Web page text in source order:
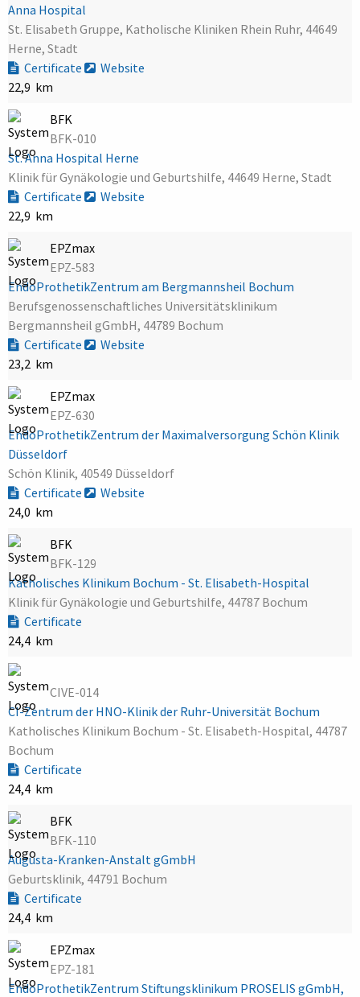
Anna Hospital
St. Elisabeth Gruppe, Katholische Kliniken Rhein Ruhr, 44649
Herne, Stadt
Certificate
Website
22,9 km
BFK
BFK-010
St. Anna Hospital Herne
Klinik für Gynäkologie und Geburtshilfe, 44649 Herne, Stadt
Certificate
Website
22,9 km
EPZmax
EPZ-583
EndoProthetikZentrum am Bergmannsheil Bochum
Berufsgenossenschaftliches Universitätsklinikum
Bergmannsheil gGmbH, 44789 Bochum
Certificate
Website
23,2 km
EPZmax
EPZ-630
EndoProthetikZentrum der Maximalversorgung Schön Klinik
Düsseldorf
Schön Klinik, 40549 Düsseldorf
Certificate
Website
24,0 km
BFK
BFK-129
Katholisches Klinikum Bochum - St. Elisabeth-Hospital
Klinik für Gynäkologie und Geburtshilfe, 44787 Bochum
Certificate
24,4 km
CIVE-014
CI-Zentrum der HNO-Klinik der Ruhr-Universität Bochum
Katholisches Klinikum Bochum - St. Elisabeth-Hospital, 44787
Bochum
Certificate
24,4 km
BFK
BFK-110
Augusta-Kranken-Anstalt gGmbH
Geburtsklinik, 44791 Bochum
Certificate
24,4 km
EPZmax
EPZ-181
EndoProthetikZentrum Stiftungsklinikum PROSELIS gGmbH,